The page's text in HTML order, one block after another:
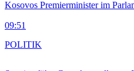
Kosovos Premierminister im
09:51
POLITIK